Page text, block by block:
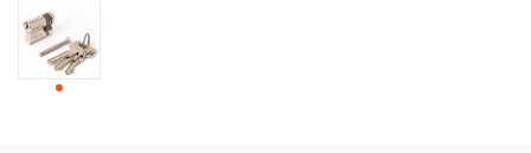
СВЯЗАТЬСЯ